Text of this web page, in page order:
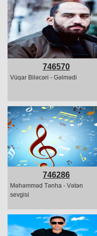
746570
Vüqar Biləcəri - Gəlmədi
746286
Məhəmməd Tənha - Vətən
sevgisi